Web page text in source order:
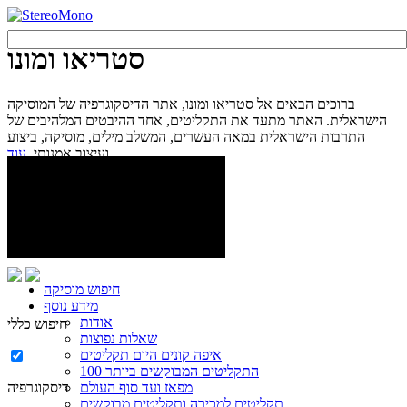
סטריאו ומונו
ברוכים הבאים אל סטריאו ומונו, אתר הדיסקוגרפיה של המוסיקה
הישראלית. האתר מתעד את התקליטים, אחד ההיבטים המלהיבים של
התרבות הישראלית במאה העשרים, המשלב מילים, מוסיקה, ביצוע
ועיצוב אמנותי.עוד...
חיפוש מוסיקה
מידע נוסף
אודות
שאלות נפוצות
איפה קונים היום תקליטים
100 התקליטים המבוקשים ביותר
מפאז ועד סוף העולם
תקליטים למכירה ותקליטים מבוקשים
חיפוש כללי
דיסקוגרפיה